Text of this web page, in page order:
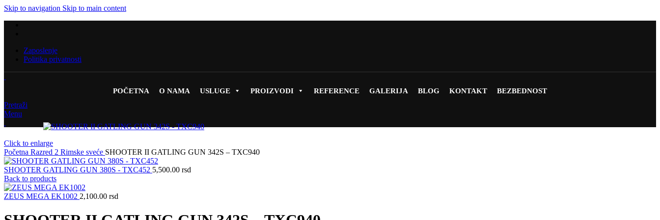
Skip to navigation Skip to main content
Zaposlenje
Politika privatnosti
POČETNA O NAMA USLUGE PROIZVODI REFERENCE GALERIJA BLOG KONTAKT BEZBEDNOST
Pretraži
Menu
Click to enlarge
Početna Razred 2 Rimske sveće SHOOTER II GATLING GUN 342S – TXC940
SHOOTER GATLING GUN 380S - TXC452 5,500.00 rsd
Back to products
ZEUS MEGA EK1002 2,100.00 rsd